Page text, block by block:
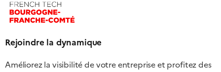
Rejoindre la dynamique
Améliorez la visibilité de votre entreprise et profitez des